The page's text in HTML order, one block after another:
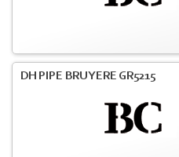
DH PIPE BRUYERE GR5215